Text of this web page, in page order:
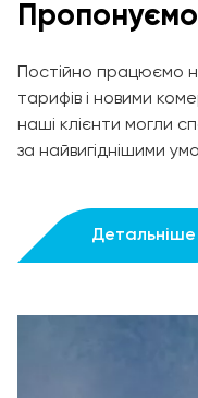
Пропонуємо
Постійно працюємо
тарифів і новими
наші клієнти могли
за найвигіднішими
Детальніше